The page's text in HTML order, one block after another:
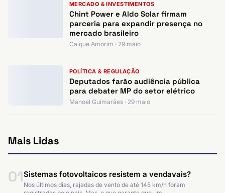
MERCADO & INVESTIMENTOS
Chint Power e Aldo Solar firmam
parceria para expandir presença no
mercado brasileiro
Caique Amorim · 29 maio
POLÍTICA & REGULAÇÃO
Deputados farão audiência pública
para debater MP do setor elétrico
Manoel Guimarães · 29 maio
Mais Lidas
01Sistemas fotovoltaicos resistem a vendavais?
Nos últimos dias, rajadas de vento de até 145 km/h foram